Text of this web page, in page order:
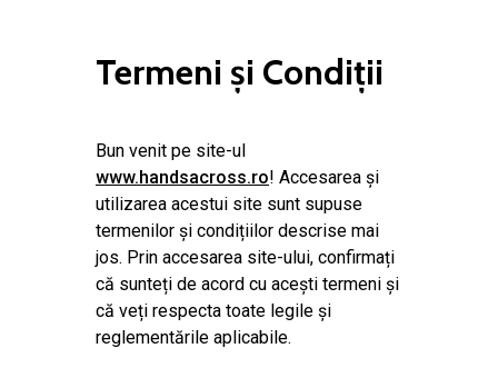
Termeni și Condiții
Bun venit pe site-ul
www.handsacross.ro! Accesarea și
utilizarea acestui site sunt supuse
termenilor și condițiilor descrise mai
jos. Prin accesarea site-ului, confirmați
că sunteți de acord cu acești termeni și
că veți respecta toate legile și
reglementările aplicabile.